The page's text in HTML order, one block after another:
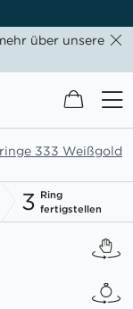
über unsere
Mein
333 Weißgold
3 Ring
fertigstellen